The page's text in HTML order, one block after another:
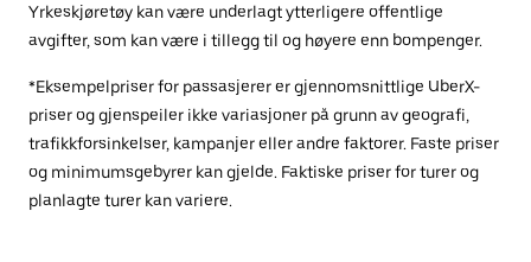
Yrkeskjøretøy kan være underlagt ytterligere offentlige
avgifter, som kan være i tillegg til og høyere enn bompenger.
*Eksempelpriser for passasjerer er gjennomsnittlige UberX-
priser og gjenspeiler ikke variasjoner på grunn av geografi,
trafikkforsinkelser, kampanjer eller andre faktorer. Faste priser
og minimumsgebyrer kan gjelde. Faktiske priser for turer og
planlagte turer kan variere.